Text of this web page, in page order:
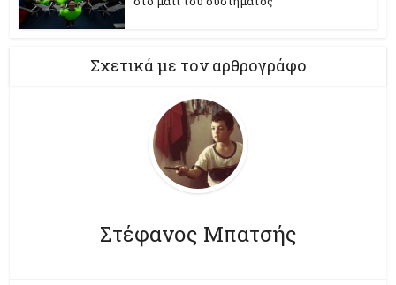
Σχετικά με τον αρθρογράφο
Στέφανος Μπατσής